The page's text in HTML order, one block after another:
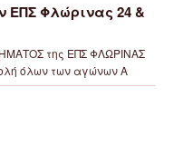
Φλώρινας 24 &
της ΕΠΣ ΦΛΩΡΙΝΑΣ
όλων των αγώνων Α